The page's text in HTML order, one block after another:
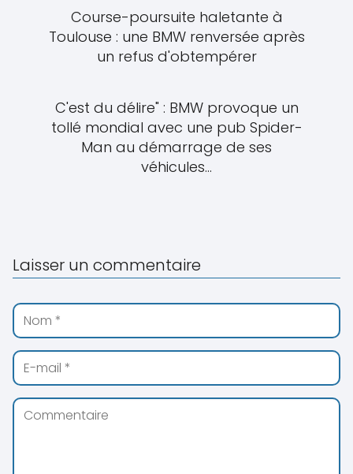
Course-poursuite haletante à
Toulouse : une BMW renversée après
un refus d'obtempérer
C'est du délire" : BMW provoque un
tollé mondial avec une pub Spider-
Man au démarrage de ses
véhicules...
Laisser un commentaire